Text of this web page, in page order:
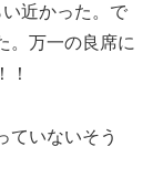
近かった。で
。万一の良席に
！
ていないそう